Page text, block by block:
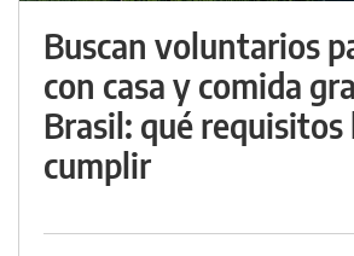
Buscan voluntarios
con casa y comida
Brasil: qué requisitos
cumplir